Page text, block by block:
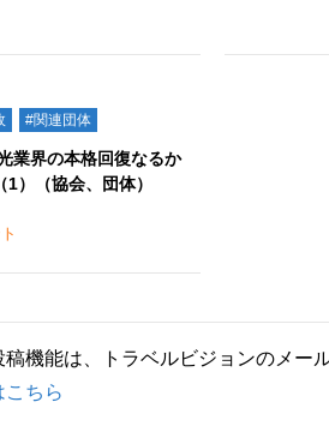
#関連団体
業界の本格回復なるか
1）（協会、団体）
稿機能は、トラベルビジョンのメー
こちら